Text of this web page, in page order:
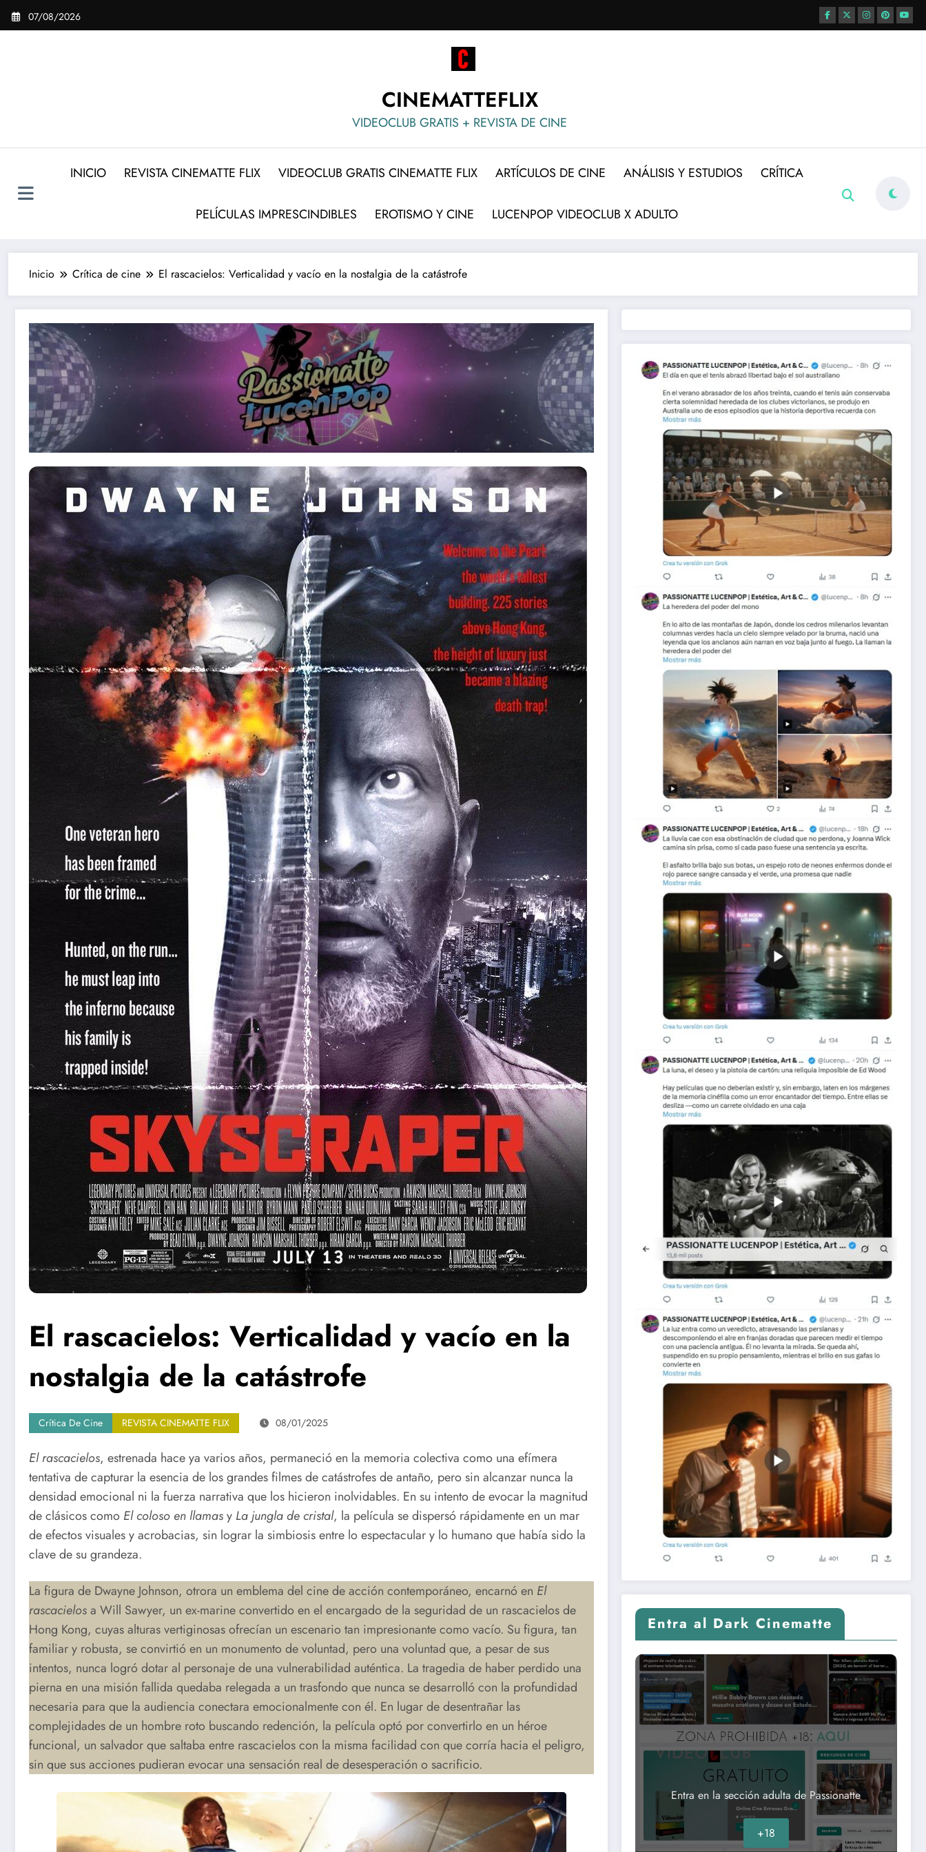
Saltar
07/08/2026
CINEMATTEFLIX
VIDEOCLUB GRATIS + REVISTA DE CINE
INICIO REVISTA CINEMATTE FLIX VIDEOCLUB GRATIS CINEMATTE FLIX ARTÍCULOS DE CINE ANÁLISIS Y ESTUDIOS CRÍTICA
PELÍCULAS IMPRESCINDIBLES EROTISMO Y CINE LUCENPOP VIDEOCLUB X ADULTO
Inicio Crítica de cine El rascacielos: Verticalidad y vacío en la nostalgia de la catástrofe
El rascacielos: Verticalidad y vacío en la
nostalgia de la catástrofe
Crítica De Cine REVISTA CINEMATTE FLIX 08/01/2025
El rascacielos, estrenada hace ya varios años, permaneció en la memoria colectiva como una efímera
tentativa de capturar la esencia de los grandes filmes de catástrofes de antaño, pero sin alcanzar nunca la
densidad emocional ni la fuerza narrativa que los hicieron inolvidables. En su intento de evocar la magnitud
de clásicos como El coloso en llamasy La jungla de cristal, la película se dispersó rápidamente en un mar
de efectos visuales y acrobacias, sin lograr la simbiosis entre lo espectacular y lo humano que había sido la
clave de su grandeza.
La figura de Dwayne Johnson, otrora un emblema del cine de acción contemporáneo, encarnó en El
rascacielosa Will Sawyer, un ex-marine convertido en el encargado de la seguridad de un rascacielos de
Hong Kong, cuyas alturas vertiginosas ofrecían un escenario tan impresionante como vacío. Su figura, tan
familiar y robusta, se convirtió en un monumento de voluntad, pero una voluntad que, a pesar de sus
intentos, nunca logró dotar al personaje de una vulnerabilidad auténtica. La tragedia de haber perdido una
pierna en una misión fallida quedaba relegada a un trasfondo que nunca se desarrolló con la profundidad
necesaria para que la audiencia conectara emocionalmente con él. En lugar de desentrañar las
complejidades de un hombre roto buscando redención, la película optó por convertirlo en un héroe
funcional, un salvador que saltaba entre rascacielos con la misma facilidad con que corría hacia el peligro,
sin que sus acciones pudieran evocar una sensación real de desesperación o sacrificio.
Entra al Dark Cinematte
Entra en la sección adulta de Passionatte
+18